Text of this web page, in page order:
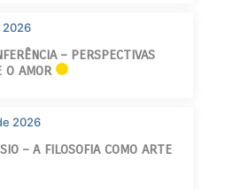
2026
– PERSPECTIVAS
O AMOR
2026
– A FILOSOFIA COMO ARTE